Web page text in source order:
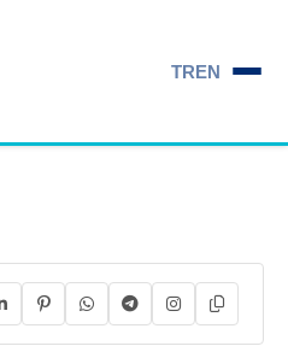
TREN